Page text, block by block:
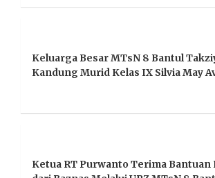
Keluarga Besar MTsN 8 Bantul
Kandung Murid Kelas IX Silvia May
Ketua RT Purwanto Terima Bantuan